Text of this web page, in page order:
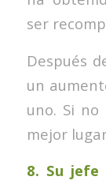
ser
Después
un
uno. Si
mejor
8. Su